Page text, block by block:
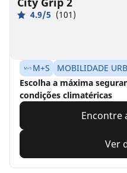
4.9/5 (101)
M+S
MOBILIDADE
Escolha a máxima
condições climatéricas
Encontre
Ver